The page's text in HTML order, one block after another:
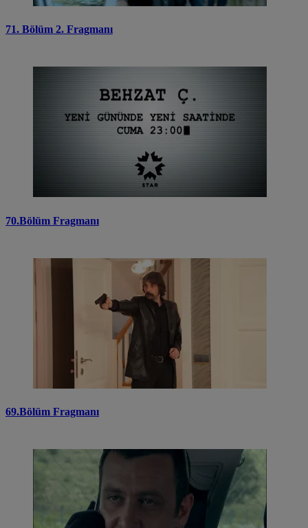
71. Bölüm 2. Fragmanı
70.Bölüm Fragmanı
69.Bölüm Fragmanı